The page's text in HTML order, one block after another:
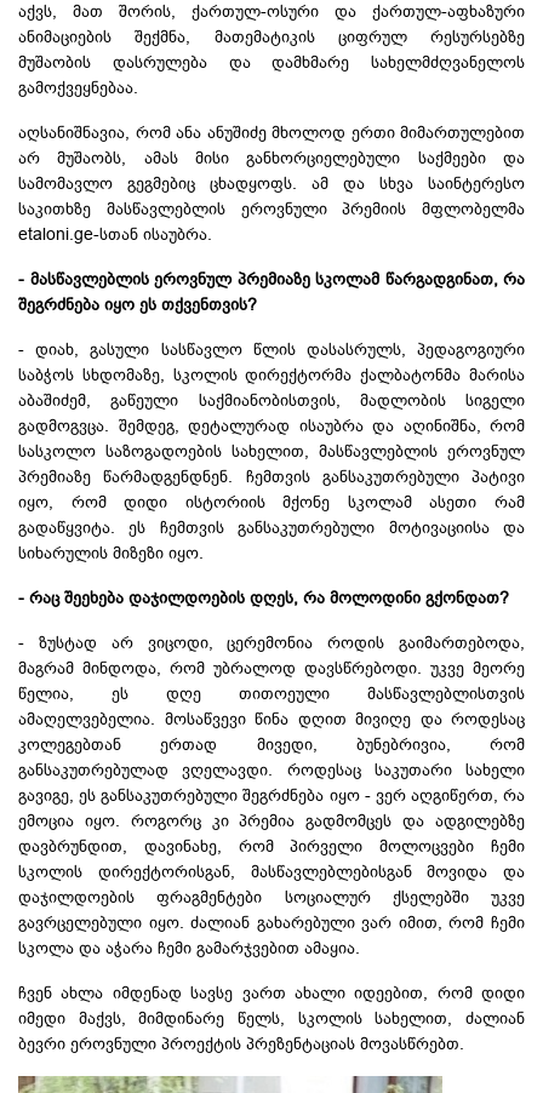
აქვს, მათ შორის, ქართულ-ოსური და ქართულ-აფხაზური
ანიმაციების შექმნა, მათემატიკის ციფრულ რესურსებზე
მუშაობის დასრულება და დამხმარე სახელმძღვანელოს
გამოქვეყნებაა.
აღსანიშნავია, რომ ანა ანუშიძე მხოლოდ ერთი მიმართულებით
არ მუშაობს, ამას მისი განხორციელებული საქმეები და
სამომავლო გეგმებიც ცხადყოფს. ამ და სხვა საინტერესო
საკითხზე მასწავლებლის ეროვნული პრემიის მფლობელმა
etaloni.ge-სთან ისაუბრა.
- მასწავლებლის ეროვნულ პრემიაზე სკოლამ წარგადგინათ, რა
შეგრძნება იყო ეს თქვენთვის?
- დიახ, გასული სასწავლო წლის დასასრულს, პედაგოგიური
საბჭოს სხდომაზე, სკოლის დირექტორმა ქალბატონმა მარისა
აბაშიძემ, გაწეული საქმიანობისთვის, მადლობის სიგელი
გადმოგვცა. შემდეგ, დეტალურად ისაუბრა და აღინიშნა, რომ
სასკოლო საზოგადოების სახელით, მასწავლებლის ეროვნულ
პრემიაზე წარმადგენდნენ. ჩემთვის განსაკუთრებული პატივი
იყო, რომ დიდი ისტორიის მქონე სკოლამ ასეთი რამ
გადაწყვიტა. ეს ჩემთვის განსაკუთრებული მოტივაციისა და
სიხარულის მიზეზი იყო.
- რაც შეეხება დაჯილდოების დღეს, რა მოლოდინი გქონდათ?
- ზუსტად არ ვიცოდი, ცერემონია როდის გაიმართებოდა,
მაგრამ მინდოდა, რომ უბრალოდ დავსწრებოდი. უკვე მეორე
წელია, ეს დღე თითოეული მასწავლებლისთვის
ამაღელვებელია. მოსაწვევი წინა დღით მივიღე და როდესაც
კოლეგებთან ერთად მივედი, ბუნებრივია, რომ
განსაკუთრებულად ვღელავდი. როდესაც საკუთარი სახელი
გავიგე, ეს განსაკუთრებული შეგრძნება იყო - ვერ აღგიწერთ, რა
ემოცია იყო. როგორც კი პრემია გადმომცეს და ადგილებზე
დავბრუნდით, დავინახე, რომ პირველი მოლოცვები ჩემი
სკოლის დირექტორისგან, მასწავლებლებისგან მოვიდა და
დაჯილდოების ფრაგმენტები სოციალურ ქსელებში უკვე
გავრცელებული იყო. ძალიან გახარებული ვარ იმით, რომ ჩემი
სკოლა და აჭარა ჩემი გამარჯვებით ამაყია.
ჩვენ ახლა იმდენად სავსე ვართ ახალი იდეებით, რომ დიდი
იმედი მაქვს, მიმდინარე წელს, სკოლის სახელით, ძალიან
ბევრი ეროვნული პროექტის პრეზენტაციას მოვასწრებთ.